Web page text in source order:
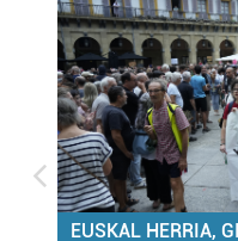
EUSKAL HERRIA,